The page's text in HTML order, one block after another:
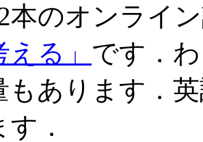
本のオンライ
る」 です．
もあります．
．